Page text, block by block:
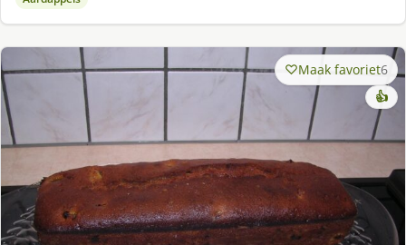
Maak favoriet6
👍